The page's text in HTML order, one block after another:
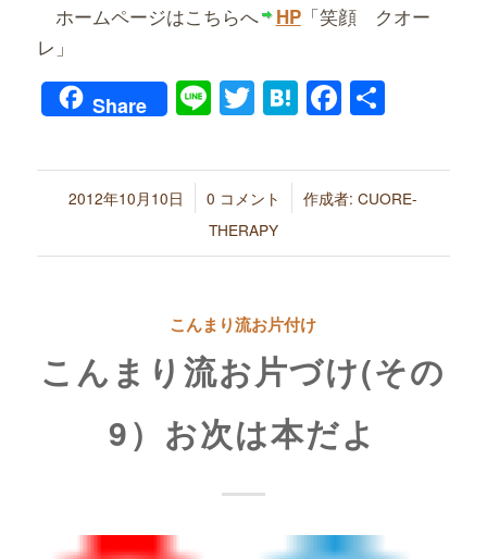
ホームページはこちらへ
HP「笑顔 クオー
レ」
Share LineTwitter
Hatena共
2012年10月10日
/ 0 コメント
/ 作成者:CUORE-
THERAPY
こんまり流お片付け
こんまり流お片づけ(その
9）お次は本だよ